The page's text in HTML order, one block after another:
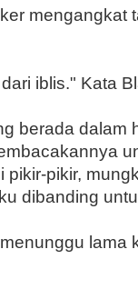
mengangkat
iblis." Kata
berada dalam
pikir,
dibanding
lama